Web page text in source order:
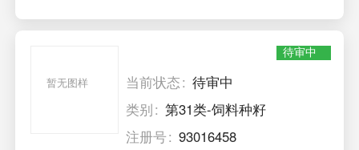
暂无图样
待审中
当前状态
待审中
类别
第31类-饲料种籽
注册号
93016458